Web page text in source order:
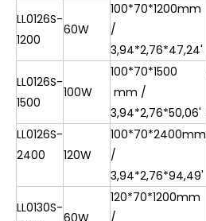
LL0126S-
1200
60W
100*70*1200mm
/
3,94*2,76*47,24'
LL0126S-
1500
100W
100*70*1500
mm /
3,94*2,76*50,06'
LL0126S-
2400
120W
100*70*2400mm
/
3,94*2,76*94,49'
LL0130S-
60W
120*70*1200mm
/